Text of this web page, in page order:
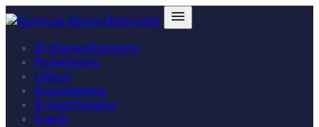
Bygherrerådgivning
Projektering
Udbud
Byggeledelse
Byggetilladelse
Energi